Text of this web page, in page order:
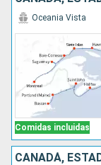
Comidas incluidas
Oceania Vista